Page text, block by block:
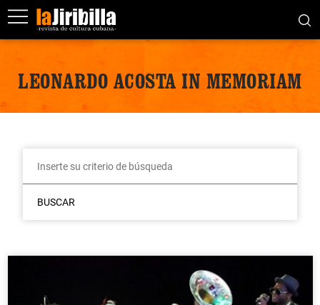
LEONARDO ACOSTA IN MEMORIAM
BUSCAR